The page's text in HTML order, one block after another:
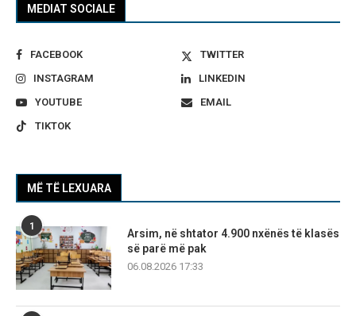
MEDIAT SOCIALE
FACEBOOK
TWITTER
INSTAGRAM
LINKEDIN
YOUTUBE
EMAIL
TIKTOK
MË TË LEXUARA
1
Arsim, në shtator 4.900 nxënës të klasës
së parë më pak
06.08.2026 17:33